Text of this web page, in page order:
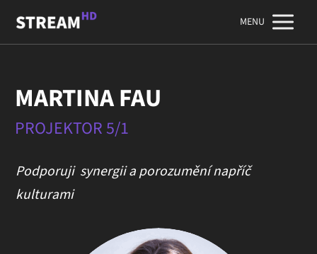
MENU
MARTINA FAU
PROJEKTOR 5/1
Podporuji synergii a porozumění napříč
kulturami